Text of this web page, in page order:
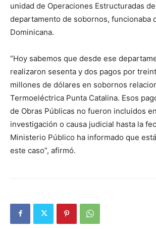
unidad de Operaciones Estructuradas
departamento de sobornos, funcionaba
Dominicana.
“Hoy sabemos que desde ese
realizaron sesenta y dos pagos por
millones de dólares en sobornos
Termoeléctrica Punta Catalina. Esos
de Obras Públicas no fueron incluidos
investigación o causa judicial hasta la
Ministerio Público ha informado que
este caso”, afirmó.